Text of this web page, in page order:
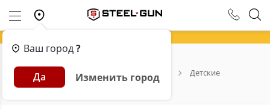
Ваш город?
Да Изменить город
Главная Каталог Детские
Детские луки и арбалеты